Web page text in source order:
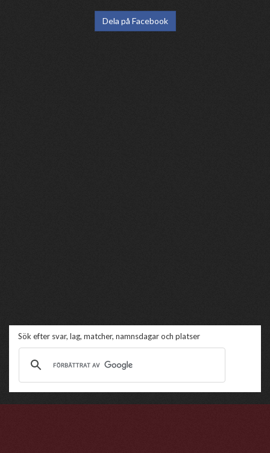
Dela på Facebook
Sök efter svar, lag, matcher, namnsdagar och platser